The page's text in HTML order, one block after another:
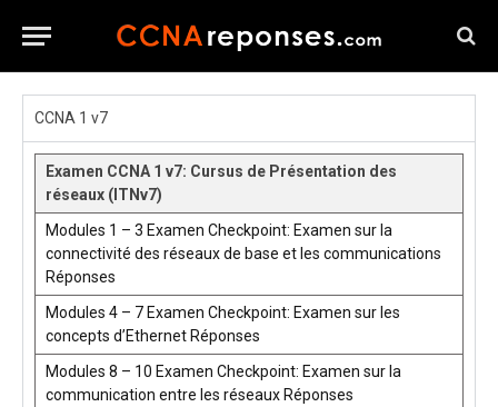
CCNA 1 v7
Examen CCNA 1 v7: Cursus de Présentation des
réseaux (ITNv7)
Modules 1 – 3 Examen Checkpoint: Examen sur la
connectivité des réseaux de base et les communications
Réponses
Modules 4 – 7 Examen Checkpoint: Examen sur les
concepts d’Ethernet Réponses
Modules 8 – 10 Examen Checkpoint: Examen sur la
communication entre les réseaux Réponses